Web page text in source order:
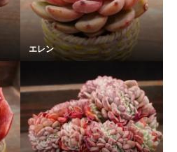
エレン